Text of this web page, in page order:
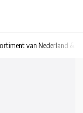
van Nederland &